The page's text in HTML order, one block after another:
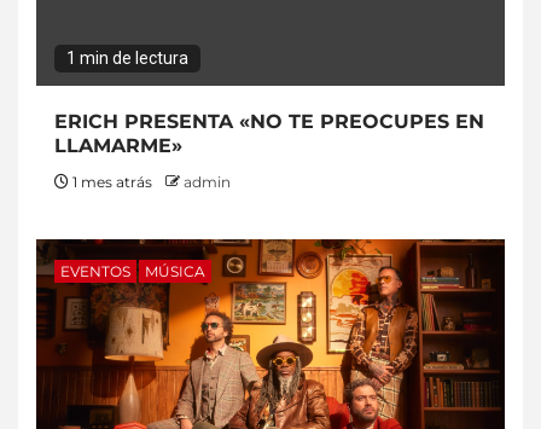
1 min de lectura
ERICH PRESENTA «NO TE PREOCUPES EN
LLAMARME»
1 mes atrás admin
EVENTOS MÚSICA